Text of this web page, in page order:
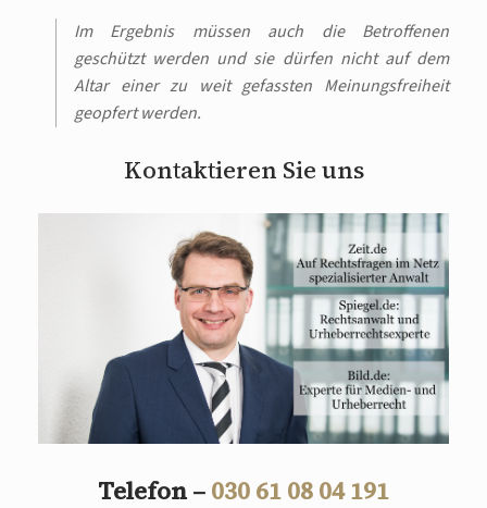
Im Ergebnis müssen auch die Betroffenen
geschützt werden und sie dürfen nicht auf dem
Altar einer zu weit gefassten Meinungsfreiheit
geopfert werden.
Kontaktieren Sie uns
Telefon – 030 61 08 04 191